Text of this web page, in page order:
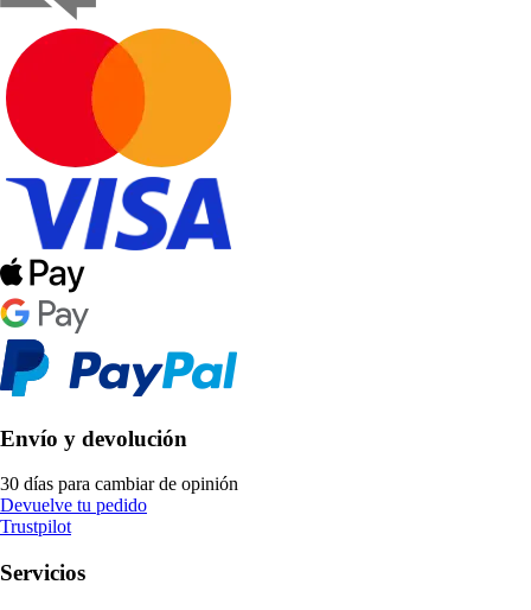
Envío y devolución
30 días para cambiar de opinión
Devuelve tu pedido
Trustpilot
Servicios